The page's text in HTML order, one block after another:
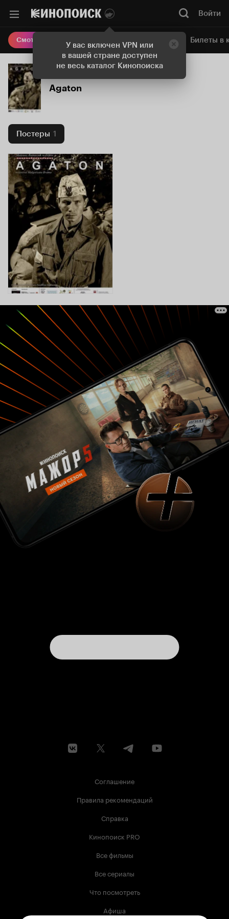
У вас включен VPN или
в вашей стране доступен
не весь каталог Кинопоиска
Войти
Смотреть кино Онлайн-кинотеатр Билеты в
Agaton
Постеры 1
Соглашение
Правила рекомендаций
Справка
Кинопоиск PRO
Все фильмы
Все сериалы
Что посмотреть
Афиша